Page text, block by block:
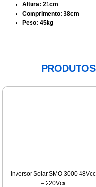
Altura: 21cm
Comprimento: 38cm
Peso: 45kg
Inversor Solar SMO-3000 48Vcc
– 220Vca